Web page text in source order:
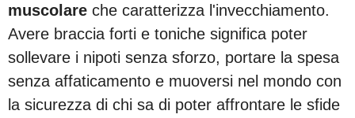
muscolare che caratterizza l'invecchiamento.
Avere braccia forti e toniche significa poter
sollevare i nipoti senza sforzo, portare la spesa
senza affaticamento e muoversi nel mondo con
la sicurezza di chi sa di poter affrontare le sfide